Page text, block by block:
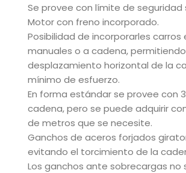
Se provee con límite de seguridad
Motor con freno incorporado.
Posibilidad de incorporarles carros
manuales o a cadena,
desplazamiento horizontal de la
mínimo de esfuerzo.
En forma estándar se provee con
cadena, pero se puede adquirir
de metros que se necesite.
Ganchos de aceros forjados
evitando el torcimiento de la
Los ganchos ante sobrecargas no